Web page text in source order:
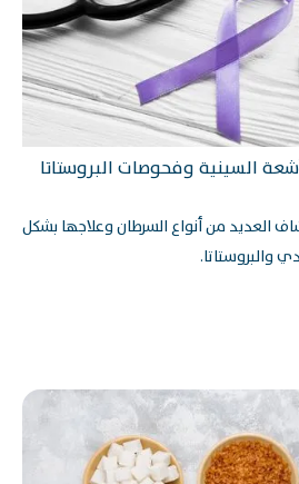
السينية وفحوصات البروستاتا
العديد من أنواع السرطان وعلاجها بشكل
والبروستاتا.